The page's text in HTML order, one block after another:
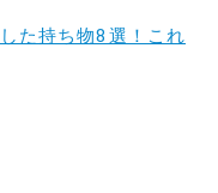
た持ち物8選！これ